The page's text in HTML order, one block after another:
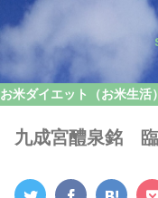
お米ダイエット（お米生活）
九成宮醴泉銘